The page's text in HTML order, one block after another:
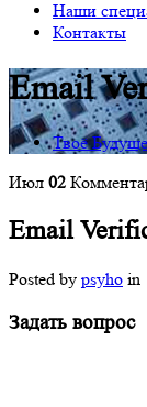
Наши
Контакты
Email
Твоё
Июл 02
Email
Posted by psyho in
Задать вопрос